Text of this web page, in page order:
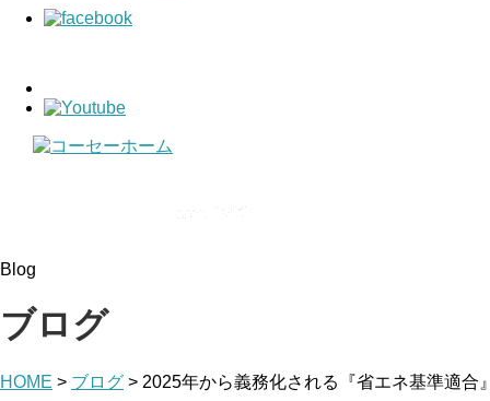
Blog
ブログ
HOME > ブログ > 2025年から義務化される『省エネ基準適合